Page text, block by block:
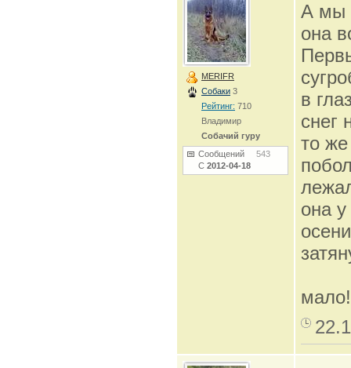
MERIFR
Собаки 3
Рейтинг: 710
Владимир
Собачий гуру
Сообщений 543
С 2012-04-18
А мы
она
в
снег
то же
она